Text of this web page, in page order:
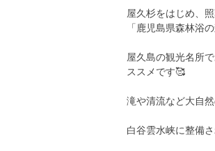
屋久杉をはじめ、
「鹿児島県森林浴
屋久島の観光名所
ススメです🥰
滝や清流など大自
白谷雲水峡に整備